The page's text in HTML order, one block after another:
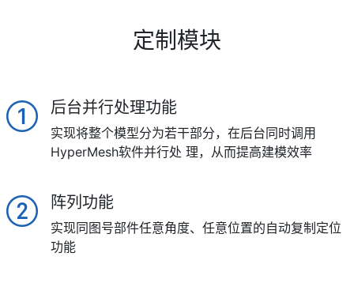
定制模块
后台并行处理功能
实现将整个模型分为若干部分，在后台同时调用
HyperMesh软件并行处 理，从而提高建模效率
阵列功能
实现同图号部件任意角度、任意位置的自动复制定位
功能